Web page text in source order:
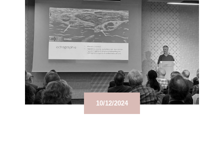
Contact
Urgences
10/12/2024